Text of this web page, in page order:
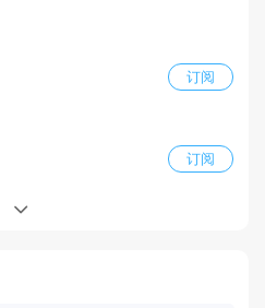
订阅
订阅